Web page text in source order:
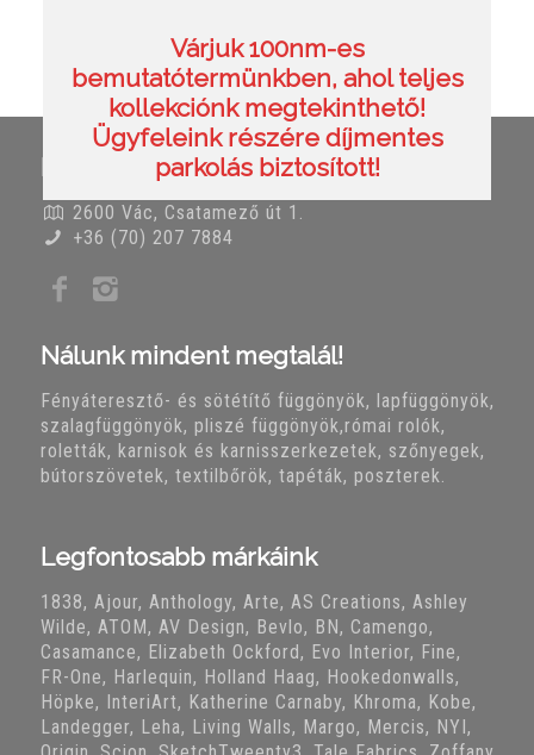
Várjuk 100nm-es
bemutatótermünkben, ahol teljes
kollekciónk megtekinthető!
Ügyfeleink részére díjmentes
parkolás biztosított!
Elérhetőségeink
2600 Vác, Csatamező út 1.
+36 (70) 207 7884
Nálunk mindent megtalál!
Fényáteresztő- és sötétítő függönyök, lapfüggönyök,
szalagfüggönyök, pliszé függönyök,római rolók,
roletták, karnisok és karnisszerkezetek, szőnyegek,
bútorszövetek, textilbőrök, tapéták, poszterek.
Legfontosabb márkáink
1838, Ajour, Anthology, Arte, AS Creations, Ashley
Wilde, ATOM, AV Design, Bevlo, BN, Camengo,
Casamance, Elizabeth Ockford, Evo Interior, Fine,
FR-One, Harlequin, Holland Haag, Hookedonwalls,
Höpke, InteriArt, Katherine Carnaby, Khroma, Kobe,
Landegger, Leha, Living Walls, Margo, Mercis, NYI,